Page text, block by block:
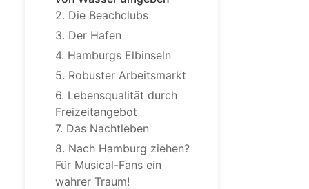
2. Die Beachclubs
3. Der Hafen
4. Hamburgs Elbinseln
5. Robuster Arbeitsmarkt
6. Lebensqualität durch
Freizeitangebot
7. Das Nachtleben
8. Nach Hamburg ziehen?
Für Musical-Fans ein
wahrer Traum!